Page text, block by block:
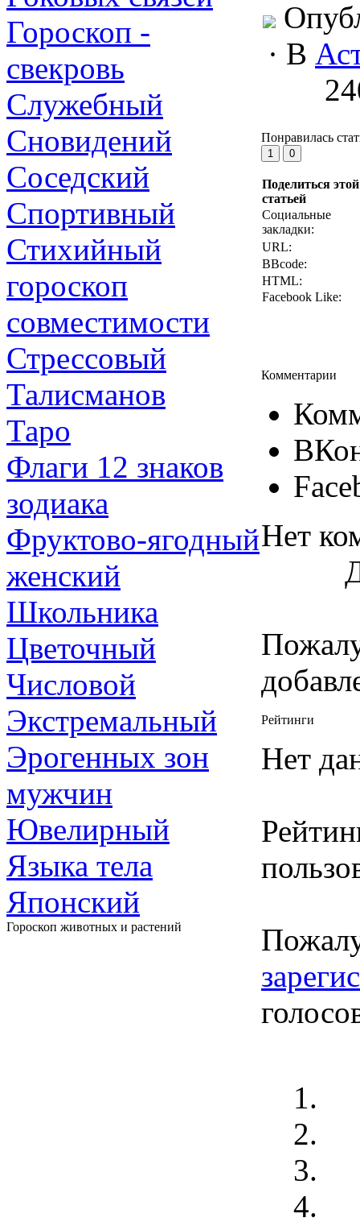
Гороскоп -
свекровь
Служебный
Сновидений
Соседский
Спортивный
Стихийный
гороскоп
совместимости
Стрессовый
Талисманов
Таро
Флаги 12 знаков
зодиака
Фруктово-ягодный
женский
Школьника
Цветочный
Числовой
Экстремальный
Эрогенных зон
мужчин
Ювелирный
Языка тела
Японский
Гороскоп животных и растений
· В
Понравилась
Поделиться этой
статьей
Социальные
закладки:
URL:
BBcode:
HTML:
Facebook Like:
Комментарии
Нет
Рейтинги
Нет